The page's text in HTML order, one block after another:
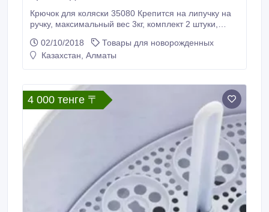
Крючок для коляски 35080 Крепится на липучку на
ручку, максимальный вес 3кг, комплект 2 штуки,
Кабанбай батыра, 1 этаж, каб.102. Доставка по г.
Алматы 600 - 800 тенге в зависимости от адреса
города.
02/10/2018
Товары для новорожденных
Казахстан, Алматы
4 000 тенге 〒